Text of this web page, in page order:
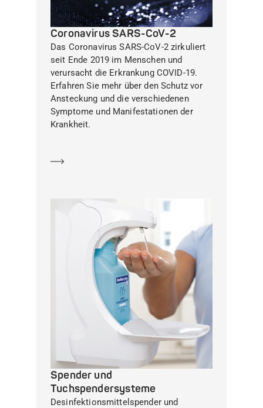
Coronavirus SARS-CoV-2
Das Coronavirus SARS-CoV-2 zirkuliert
seit Ende 2019 im Menschen und
verursacht die Erkrankung COVID-19.
Erfahren Sie mehr über den Schutz vor
Ansteckung und die verschiedenen
Symptome und Manifestationen der
Krankheit.
Spender und
Tuchspendersysteme
Desinfektionsmittelspender und